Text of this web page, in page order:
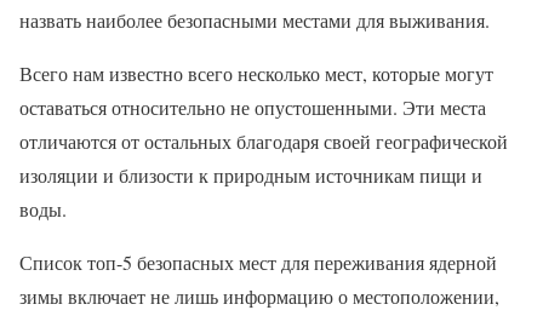
назвать наиболее безопасными местами для выживания.
Всего нам известно всего несколько мест, которые могут
оставаться относительно не опустошенными. Эти места
отличаются от остальных благодаря своей географической
изоляции и близости к природным источникам пищи и
воды.
Список топ-5 безопасных мест для переживания ядерной
зимы включает не лишь информацию о местоположении,